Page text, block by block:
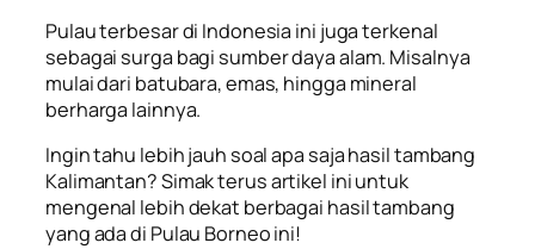
Pulau terbesar di Indonesia ini juga terkenal
sebagai surga bagi sumber daya alam. Misalnya
mulai dari batubara, emas, hingga mineral
berharga lainnya.
Ingin tahu lebih jauh soalapa saja hasil tambang
Kalimantan? Simak terus artikel ini untuk
mengenal lebih dekat berbagai hasil tambang
yang ada di Pulau Borneo ini!